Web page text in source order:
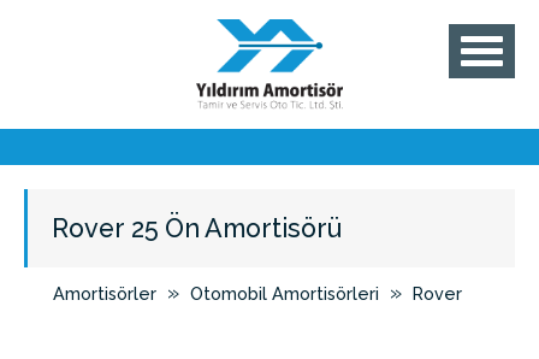
Rover 25 Ön Amortisörü
Amortisörler » Otomobil Amortisörleri » Rover